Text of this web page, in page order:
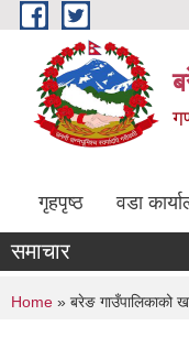
Skip to main content
गृहपृष्ठ वडा
समाचार
You are here
Home » बरेङ गाउँपालिकाको